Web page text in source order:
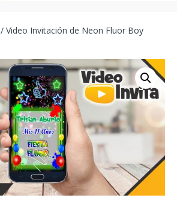
/ Video Invitación de Neon Fluor Boy